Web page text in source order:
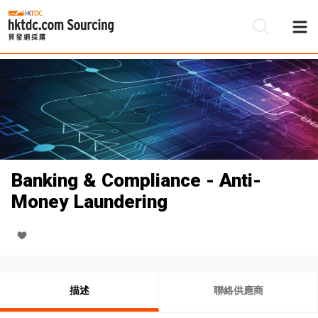
Banking & Compliance - Anti-
Money Laundering
描述 聯絡供應商